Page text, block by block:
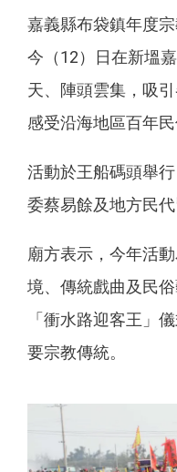
嘉義縣布袋鎮年度
今（12）日在新塭
天、陣頭雲集，吸
感受沿海地區百年民
活動於王船碼頭舉
委蔡易餘及地方民
廟方表示，今年活
境、傳統戲曲及民
「衝水路迎客王」
要宗教傳統。